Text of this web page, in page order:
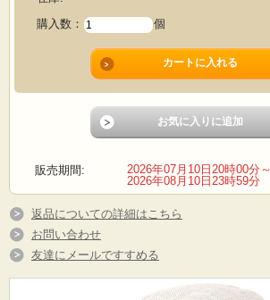
購入数：
個
販売期間:
2026年07月10日20時00分～
2026年08月10日23時59分
返品についての詳細はこちら
お問い合わせ
友達にメールですすめる